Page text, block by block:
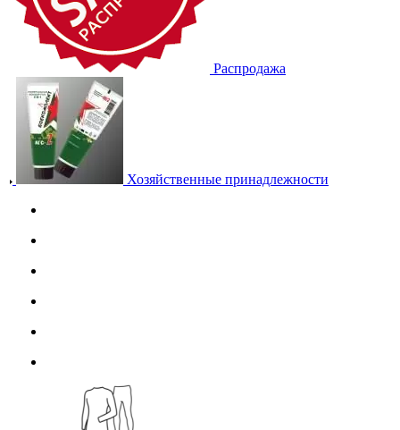
Распродажа
Хозяйственные принадлежности